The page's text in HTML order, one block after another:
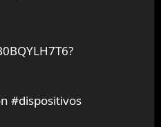
#dispositivos